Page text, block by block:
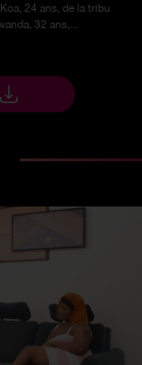
24 ans, de la tribu
32 ans,...